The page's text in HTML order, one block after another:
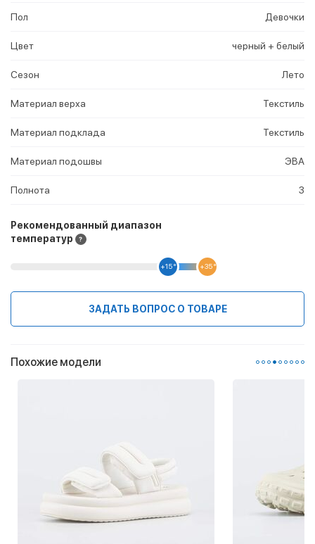
Пол Девочки
Цвет черный + белый
Сезон Лето
Материал верха Текстиль
Материал подклада Текстиль
Материал подошвы ЭВА
Полнота 3
Рекомендованный диапазон
температур
+15 ° +35 °
ЗАДАТЬ ВОПРОС О ТОВАРЕ
Похожие модели